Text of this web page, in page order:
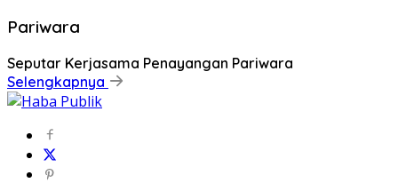
Pariwara
Seputar Kerjasama Penayangan Pariwara
Selengkapnya